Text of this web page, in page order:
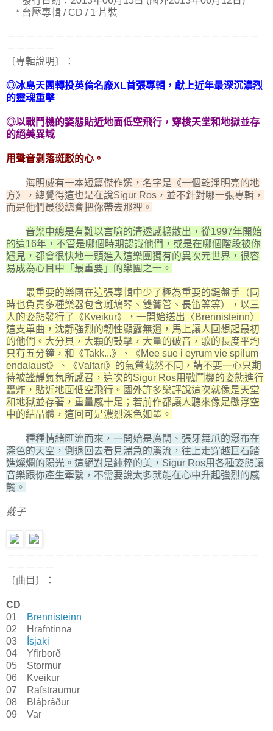
* 台壓專輯 / CD / 1 片裝
－－－－－－－－－－－－－－－－－－－－－－－－－－
－－－－－
〔專輯說明〕：
◎冰島天團轉投英倫名廠XL首張專輯，獻上近年最深沉濃烈
的靈魂重擊
◎以戰鬥機的姿態貼近地面低空飛行，穿梭天堂和地獄並存
的絕美異域
用聲音剝落斑駁的心。
海明威有一本短篇傑作選，名字是《一個乾淨明亮的地
方》，總覺得這也是在說Sigur Ros，並不針對哪一張專輯，
而是他們最後總會把你帶去那裡。
音樂中總是有難以言喻的清透感擴散出，從1997年開始
的這16年，不管是哪個時期認識他們，或是在哪個階段被你
遇見，都會很快地一頭進入這樂團獨有的異次元世界，很容
易成為心目中「最重要」的樂團之一。
最重要的樂團在這張專輯中少了極為重要的鍵盤手（同
時也負責多種樂器包含斑鳩琴、雙簧管、長笛等等），以三
人的姿態發行了《Kveikur》，一開始送出〈Brennisteinn〉
這支單曲，沈靜強烈的韌性顯露無遺，馬上讓人回想起最初
的他們。大分貝，大顆的鼓擊，大量的破音，歌的長度平均
只有五分鐘，和《Takk...》、《Mee sue i eyrum vie spilum
endalaust》、《Valtari》的氣質截然不同，請不要一心只期
待被謐靜氣氛所感召，這次的Sigur Ros用戰鬥機的姿態進行
轟炸，貼近地面低空飛行。國外許多樂評說這次就像是天堂
和地獄並存著，重量感十足；若前作都讓人聽來像是懸浮空
中的結晶體，這回可是濃烈深色如墨。
種種情緒匯流而來，一開始是廣闊、張牙舞爪的瀑布在
深色的天空，倒退回去看見湍急的溪流，往上走穿越巨石踏
進燦爛的陽光。這絕對是純粹的美，Sigur Ros用各種姿態讓
音樂跟你產生牽繫，不需要說太多就能在心中升起強烈的感
觸。
戴子
－－－－－－－－－－－－－－－－－－－－－－－－－－
－－－－－
〔曲目〕：
CD
01
Brennisteinn
02 Hrafntinna
03
Ísjaki
04 Yfirborð
05 Stormur
06 Kveikur
07 Rafstraumur
08 Bláþráður
09 Var